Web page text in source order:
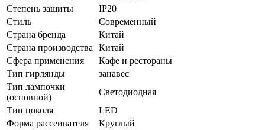
Степень защиты
IP20
Стиль
Современный
Страна бренда
Китай
Страна производства
Китай
Сфера применения
Кафе и рестораны
Тип гирлянды
занавес
Тип лампочки
(основной)
Светодиодная
Тип цоколя
LED
Форма рассеивателя
Круглый